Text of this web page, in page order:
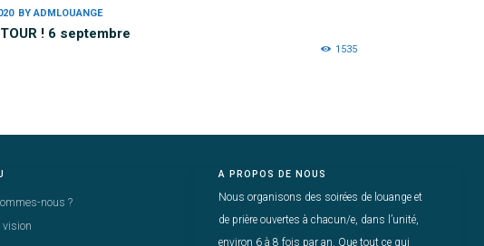
1535
! 6 septembre
BYADMLOUANGE
nous ?
vision
A PROPOS DE NOUS
Nous organisons des soirées de louange et
de prière ouvertes à chacun/e, dans l’unité,
environ 6 à 8 fois par an. Que tout ce qui